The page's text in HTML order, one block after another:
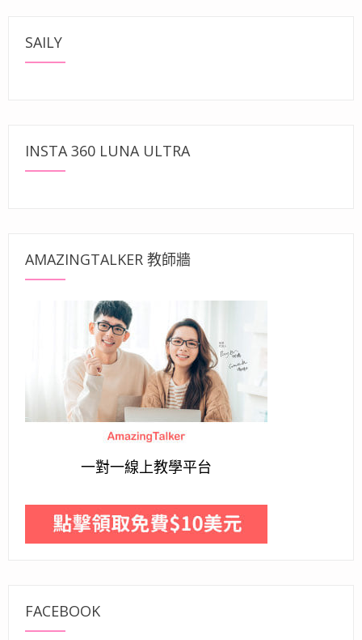
SAILY
INSTA 360 LUNA ULTRA
AMAZINGTALKER 教師牆
一對一線上教學平台
FACEBOOK